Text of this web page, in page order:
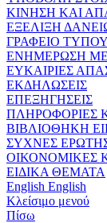
ΚΙΝΗΣΗ ΚΑΙ
ΕΞΕΛΙΞΗ
ΓΡΑΦΕΙΟ ΤΥΠΟΥ
ΕΝΗΜΕΡΩΣΗ
ΕΥΚΑΙΡΙΕΣ
ΕΚΔΗΛΩΣΕΙΣ
ΕΠΕΞΗΓΗΣΕΙΣ
ΠΛΗΡΟΦΟΡΙΕΣ
ΒΙΒΛΙΟΘΗΚΗ
ΣΥΧΝΕΣ
ΟΙΚΟΝΟΜΙΚΕΣ
ΕΙΔΙΚΑ ΘΕΜΑΤΑ
English English
Κλείσιμο μενού
Πίσω